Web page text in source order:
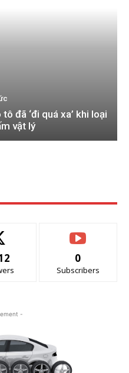
đã ‘đi quá xa’ khi loại
vật lý
0
Subscribers
-